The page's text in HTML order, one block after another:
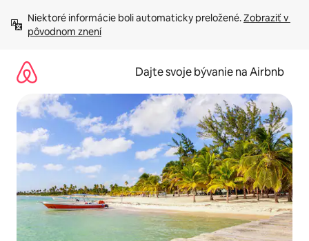
obsah.
Niektoré informácie boli automaticky preložené. Zobraziť v
pôvodnom znení
Dajte svoje bývanie na Airbnb